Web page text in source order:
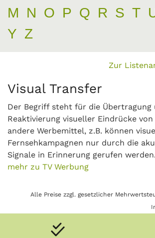
M
N O P Q R S T
Y Z
Zur
Visual Transfer
Der Begriff steht für die Übertragung
Reaktivierung visueller Eindrücke
andere Werbemittel, z.B. können
Fernsehkampagnen nur durch die
Signale in Erinnerung gerufen werden.
mehr zu TV Werbung
Alle Preise zzgl. gesetzlicher